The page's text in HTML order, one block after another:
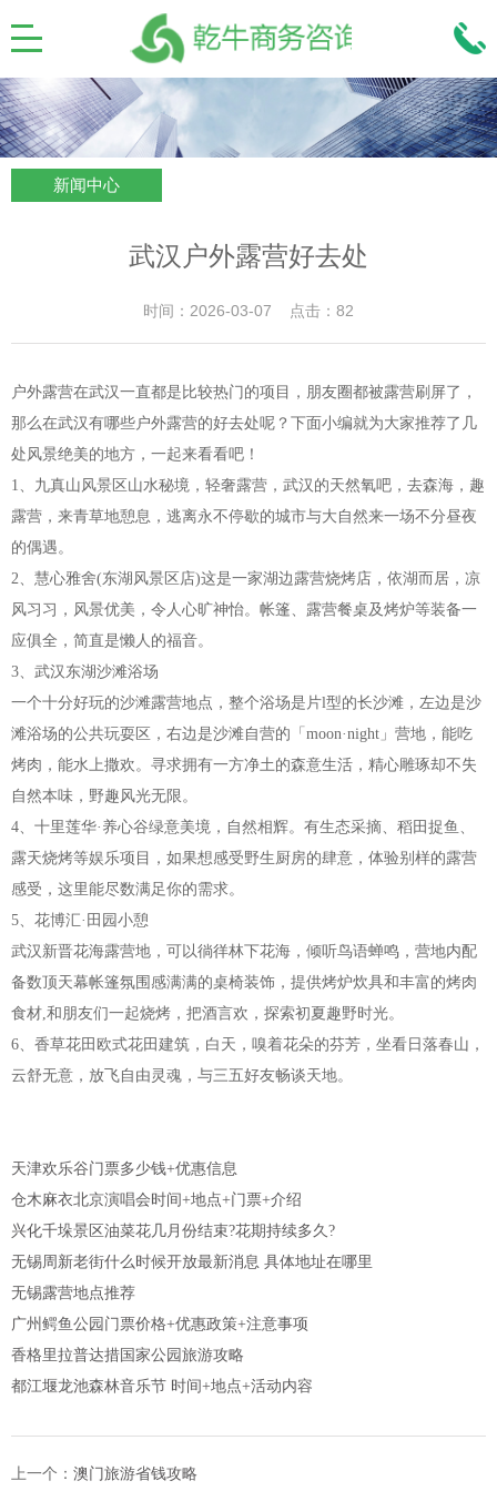
新闻中心
武汉户外露营好去处
时间：2026-03-07 点击：82
户外露营在武汉一直都是比较热门的项目，朋友圈都被露营刷屏了，
那么在武汉有哪些户外露营的好去处呢？下面小编就为大家推荐了几
处风景绝美的地方，一起来看看吧！
1、九真山风景区山水秘境，轻奢露营，武汉的天然氧吧，去森海，趣
露营，来青草地憩息，逃离永不停歇的城市与大自然来一场不分昼夜
的偶遇。
2、慧心雅舍(东湖风景区店)这是一家湖边露营烧烤店，依湖而居，凉
风习习，风景优美，令人心旷神怡。帐篷、露营餐桌及烤炉等装备一
应俱全，简直是懒人的福音。
3、武汉东湖沙滩浴场
一个十分好玩的沙滩露营地点，整个浴场是片l型的长沙滩，左边是沙
滩浴场的公共玩耍区，右边是沙滩自营的「moon·night」营地，能吃
烤肉，能水上撒欢。寻求拥有一方净土的森意生活，精心雕琢却不失
自然本味，野趣风光无限。
4、十里莲华·养心谷绿意美境，自然相辉。有生态采摘、稻田捉鱼、
露天烧烤等娱乐项目，如果想感受野生厨房的肆意，体验别样的露营
感受，这里能尽数满足你的需求。
5、花博汇·田园小憩
武汉新晋花海露营地，可以徜徉林下花海，倾听鸟语蝉鸣，营地内配
备数顶天幕帐篷氛围感满满的桌椅装饰，提供烤炉炊具和丰富的烤肉
食材,和朋友们一起烧烤，把酒言欢，探索初夏趣野时光。
6、香草花田欧式花田建筑，白天，嗅着花朵的芬芳，坐看日落春山，
云舒无意，放飞自由灵魂，与三五好友畅谈天地。
天津欢乐谷门票多少钱+优惠信息
仓木麻衣北京演唱会时间+地点+门票+介绍
兴化千垛景区油菜花几月份结束?花期持续多久?
无锡周新老街什么时候开放最新消息 具体地址在哪里
无锡露营地点推荐
广州鳄鱼公园门票价格+优惠政策+注意事项
香格里拉普达措国家公园旅游攻略
都江堰龙池森林音乐节 时间+地点+活动内容
上一个： 澳门旅游省钱攻略